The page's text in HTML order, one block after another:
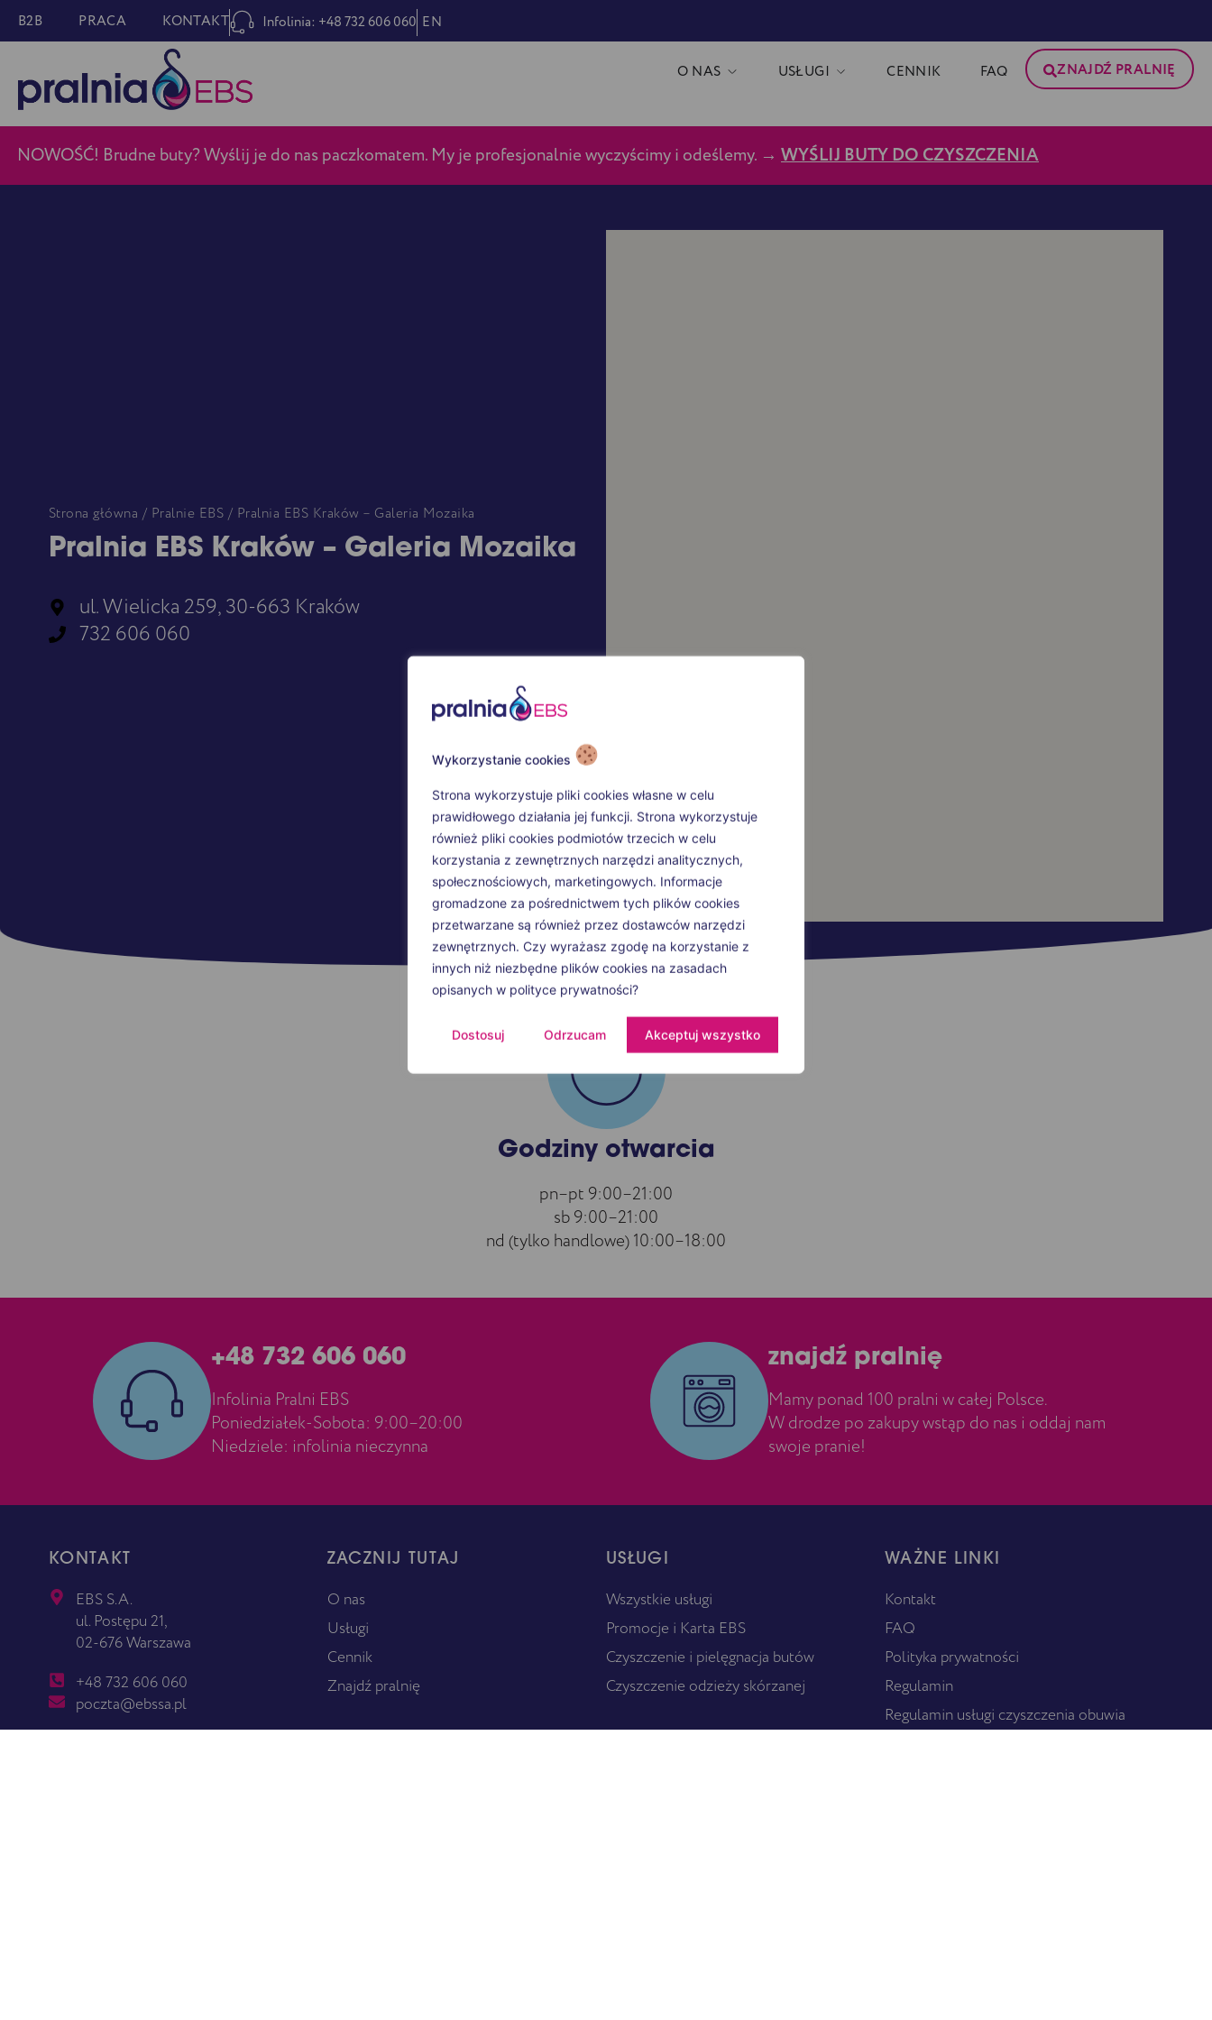
Wykorzystanie cookies
Strona wykorzystuje pliki cookies własne w celu
prawidłowego działania jej funkcji. Strona wykorzystuje
również pliki cookies podmiotów trzecich w celu
korzystania z zewnętrznych narzędzi analitycznych,
społecznościowych, marketingowych. Informacje
gromadzone za pośrednictwem tych plików cookies
przetwarzane są również przez dostawców narzędzi
zewnętrznych. Czy wyrażasz zgodę na korzystanie z
innych niż niezbędne plików cookies na zasadach
opisanych w polityce prywatności?
Dostosuj Odrzucam Akceptuj wszystko
B2B PRACA KONTAKT Infolinia: +48 732 606 060 EN
O NAS USŁUGI CENNIK FAQ ZNAJDŹ PRALNIĘ
NOWOŚĆ! Brudne buty? Wyślij je do nas paczkomatem. My je profesjonalnie wyczyścimy i odeślemy. → WYŚLIJ BUTY DO CZYSZCZENIA
Strona główna / Pralnie EBS / Pralnia EBS Kraków – Galeria Mozaika
Pralnia EBS Kraków – Galeria Mozaika
ul. Wielicka 259, 30-663 Kraków
732 606 060
Godziny otwarcia
pn–pt 9:00–21:00
sb 9:00–21:00
nd (tylko handlowe) 10:00–18:00
+48 732 606 060
Infolinia Pralni EBS
Poniedziałek-Sobota: 9:00–20:00
Niedziele: infolinia nieczynna
znajdź pralnię
Mamy ponad 100 pralni w całej Polsce.
W drodze po zakupy wstąp do nas i oddaj nam
swoje pranie!
KONTAKT
EBS S.A.
ul. Postępu 21,
02-676 Warszawa
+48 732 606 060
poczta@ebssa.pl
ZACZNIJ TUTAJ
O nas
Usługi
Cennik
Znajdź pralnię
USŁUGI
Wszystkie usługi
Promocje i Karta EBS
Czyszczenie i pielęgnacja butów
Czyszczenie odzieży skórzanej
WAŻNE LINKI
Kontakt
FAQ
Polityka prywatności
Regulamin
Regulamin usługi czyszczenia obuwia